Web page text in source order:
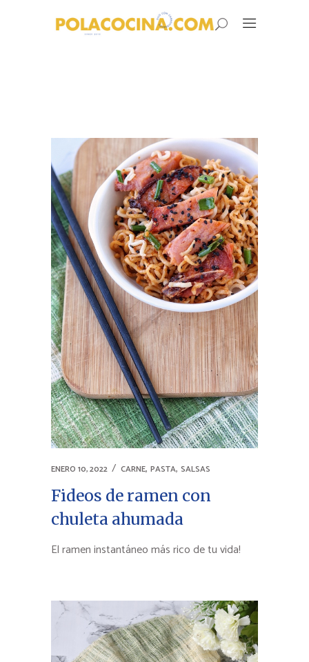
ENERO 10, 2022 CARNE, PASTA, SALSAS
Fideos de ramen con
chuleta ahumada
El ramen instantáneo más rico de tu vida!